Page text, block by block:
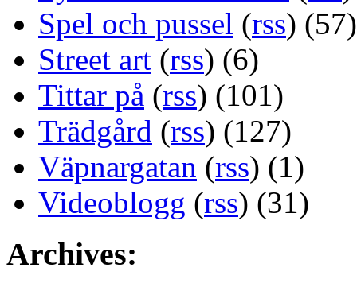
Spel och pussel (rss) (57)
Street art (rss) (6)
Tittar på (rss) (101)
Trädgård (rss) (127)
Väpnargatan (rss) (1)
Videoblogg (rss) (31)
Archives: